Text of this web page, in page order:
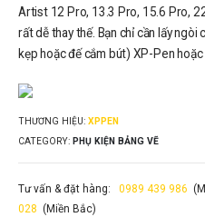
Artist 12 Pro, 13.3 Pro, 15.6 Pro,
rất dễ thay thế. Bạn chỉ cần lấy
kẹp hoặc đế cắm bút) XP-Pen
THƯƠNG HIỆU: XPPEN
CATEGORY: PHỤ KIỆN BẢNG VẼ
Tư vấn & đặt hàng: 0989 439 986
028 (Miền Bắc)